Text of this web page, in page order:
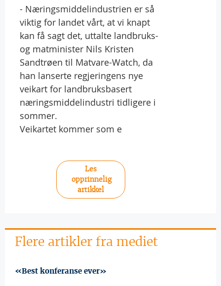
- Næringsmiddelindustrien er så
viktig for landet vårt, at vi knapt
kan få sagt det, uttalte landbruks-
og matminister Nils Kristen
Sandtrøen til Matvare-Watch, da
han lanserte regjeringens nye
veikart for landbruksbasert
næringsmiddelindustri tidligere i
sommer.
Veikartet kommer som e
Les
opprinnelig
artikkel
Flere artikler fra mediet
«Best konferanse ever»